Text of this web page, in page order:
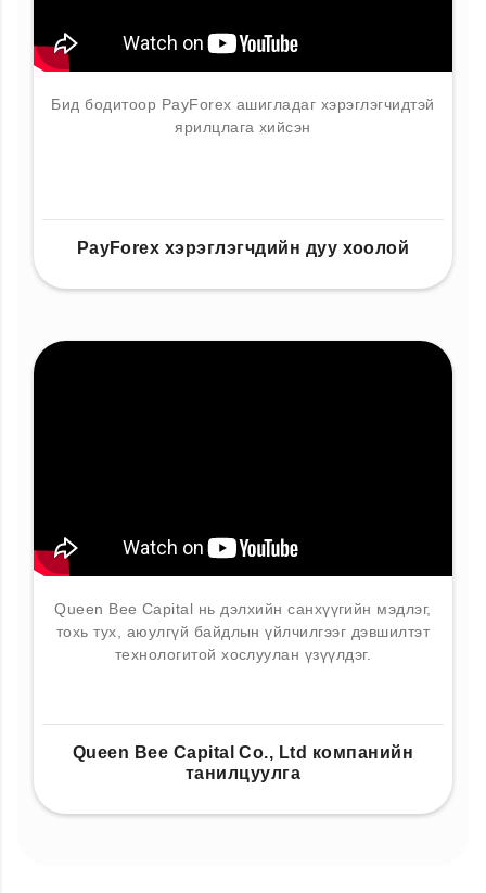
Бид бодитоор PayForex ашигладаг хэрэглэгчидтэй
ярилцлага хийсэн
PayForex хэрэглэгчдийн дуу хоолой
Queen Bee Capital нь дэлхийн санхүүгийн мэдлэг,
тохь тух, аюулгүй байдлын үйлчилгээг дэвшилтэт
технологитой хослуулан үзүүлдэг.
Queen Bee Capital Co., Ltd компанийн
танилцуулга